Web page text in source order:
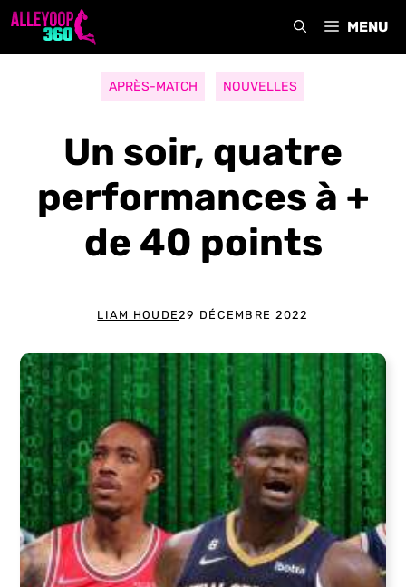
Aller
MENU
APRÈS-MATCH NOUVELLES
Un soir, quatre
performances à +
de 40 points
LIAM HOUDE29 DÉCEMBRE 2022